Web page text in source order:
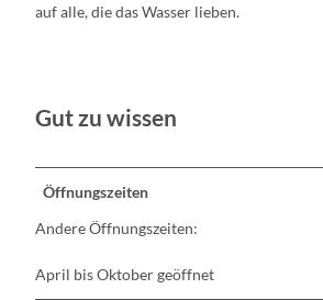
auf alle, die das Wasser lieben.
Gut zu wissen
Öffnungszeiten
Andere Öffnungszeiten:
April bis Oktober geöffnet